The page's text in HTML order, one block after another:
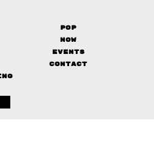
Pop
Now
Events
Contact